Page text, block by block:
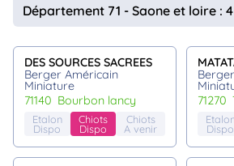
Connexion
Département 71 - Saone et loire :
DES SOURCES SACREES
Berger Américain
Miniature
71140
bourbon lancy
Etalon
Dispo
Chiots
Dispo
Chiots
A venir
71270
Dispo